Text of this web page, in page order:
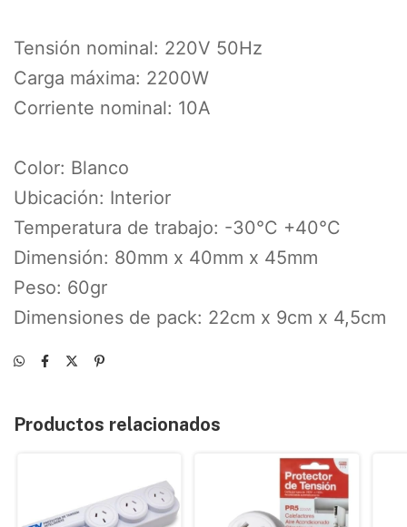
Tensión nominal: 220V 50Hz
Carga máxima: 2200W
Corriente nominal: 10A
Color: Blanco
Ubicación: Interior
Temperatura de trabajo: -30°C +40°C
Dimensión: 80mm x 40mm x 45mm
Peso: 60gr
Dimensiones de pack: 22cm x 9cm x 4,5cm
Productos relacionados